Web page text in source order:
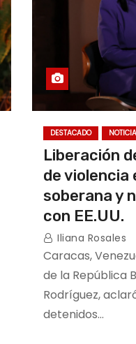
DESTACADO
Liberación
de violencia
soberana y
con EE.UU.
Iliana Rosales
Caracas,
de la República
Rodríguez,
detenidos…